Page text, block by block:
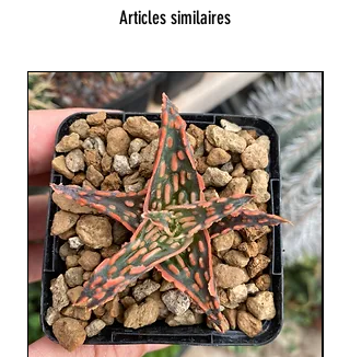
Articles similaires